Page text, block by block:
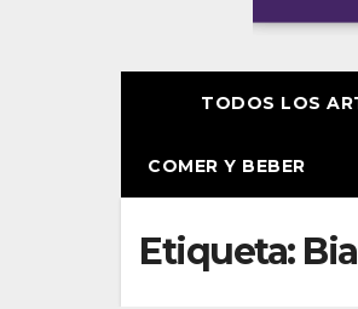
TODOS LOS
COMER Y BEBER
Etiqueta: